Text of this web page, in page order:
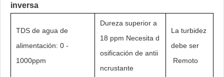
inversa
TDS de agua de
alimentación: 0 -
1000ppm
Dureza superior a
18 ppm Necesita d
osificación de antii
ncrustante
La turbidez
debe ser
Remoto